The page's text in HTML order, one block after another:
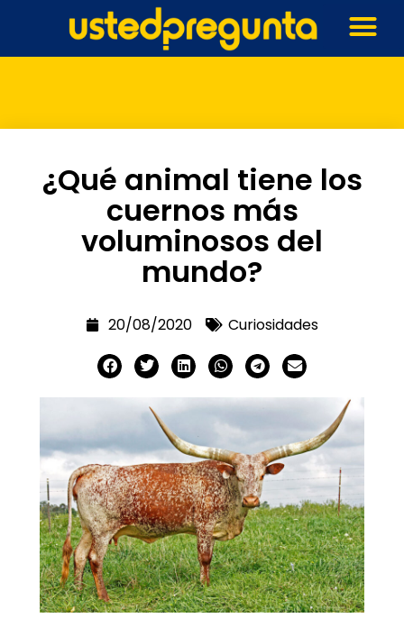
¿Qué animal tiene los
cuernos más
voluminosos del
mundo?
20/08/2020 Curiosidades